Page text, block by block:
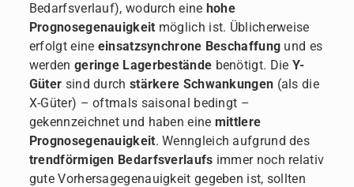
Bedarfsverlauf), wodurch eine hohe
Prognosegenauigkeit möglich ist. Üblicherweise
erfolgt eine einsatzsynchrone Beschaffung und es
werden geringe Lagerbestände benötigt. Die Y-
Güter sind durch stärkere Schwankungen (als die
X-Güter) – oftmals saisonal bedingt –
gekennzeichnet und haben eine mittlere
Prognosegenauigkeit. Wenngleich aufgrund des
trendförmigen Bedarfsverlaufs immer noch relativ
gute Vorhersagegenauigkeit gegeben ist, sollten